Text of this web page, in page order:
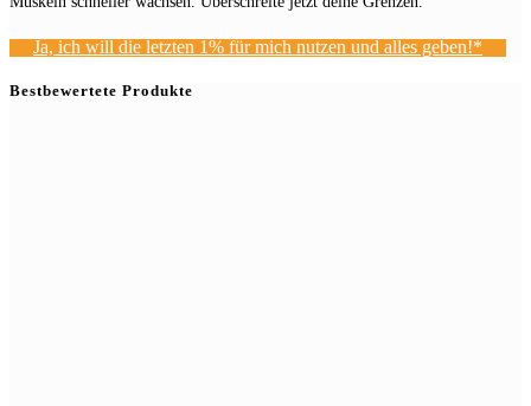
Ja, ich will die letzten 1% für mich nutzen und alles geben!*
Bestbewertete Produkte